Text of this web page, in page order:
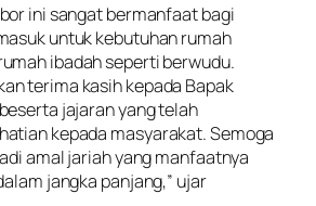
ini sangat bermanfaat bagi
untuk kebutuhan rumah
ibadah seperti berwudu.
terima kasih kepada Bapak
jajaran yang telah
kepada masyarakat. Semoga
amal jariah yang manfaatnya
jangka panjang,” ujar